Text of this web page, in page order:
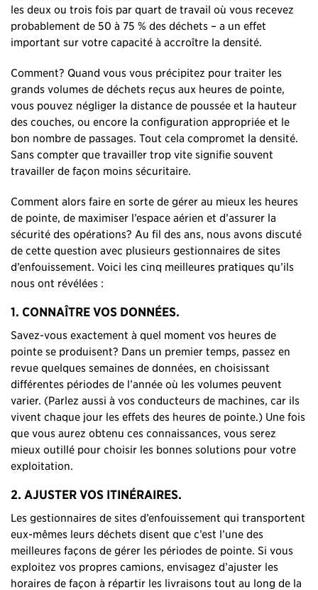
les deux ou trois fois par quart de travail où vous recevez
probablement de 50 à 75 % des déchets – a un effet
important sur votre capacité à accroître la densité.
Comment? Quand vous vous précipitez pour traiter les
grands volumes de déchets reçus aux heures de pointe,
vous pouvez négliger la distance de poussée et la hauteur
des couches, ou encore la configuration appropriée et le
bon nombre de passages. Tout cela compromet la densité.
Sans compter que travailler trop vite signifie souvent
travailler de façon moins sécuritaire.
Comment alors faire en sorte de gérer au mieux les heures
de pointe, de maximiser l’espace aérien et d’assurer la
sécurité des opérations? Au fil des ans, nous avons discuté
de cette question avec plusieurs gestionnaires de sites
d’enfouissement. Voici les cinq meilleures pratiques qu’ils
nous ont révélées :
1. CONNAÎTRE VOS DONNÉES.
Savez-vous exactement à quel moment vos heures de
pointe se produisent? Dans un premier temps, passez en
revue quelques semaines de données, en choisissant
différentes périodes de l’année où les volumes peuvent
varier. (Parlez aussi à vos conducteurs de machines, car ils
vivent chaque jour les effets des heures de pointe.) Une fois
que vous aurez obtenu ces connaissances, vous serez
mieux outillé pour choisir les bonnes solutions pour votre
exploitation.
2. AJUSTER VOS ITINÉRAIRES.
Les gestionnaires de sites d’enfouissement qui transportent
eux-mêmes leurs déchets disent que c’est l’une des
meilleures façons de gérer les périodes de pointe. Si vous
exploitez vos propres camions, envisagez d’ajuster les
horaires de façon à répartir les livraisons tout au long de la